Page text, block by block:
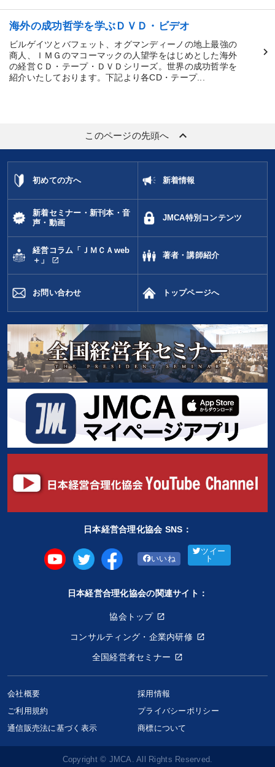
海外の成功哲学を学ぶＤＶＤ・ビデオ
ビルゲイツとバフェット、オグマンディーノの地上最強の
商人、ＩＭＧのマコーマックの人望学をはじめとした海外
の経営ＣＤ・テープ・ＤＶＤシリーズ。世界の成功哲学を
紹介いたしております。下記より各CD・テープ...
このページの先頭へ keyboard_arrow_up
初めての方へ 新着情報
新着セミナー・新刊本・音
声・動画
JMCA特別コンテンツ
経営コラム「ＪＭＣＡweb
＋」
open_in_new
著者・講師紹介
お問い合わせ トップページへ
日本経営合理化協会 SNS：
いいね
ツイー
ト
日本経営合理化協会の関連サイト：
協会トップ
コンサルティング・企業内研修
全国経営者セミナー
会社概要
採用情報
ご利用規約
プライバシーポリシー
通信販売法に基づく表示
商標について
Copyright © JMCA. All Rights Reserved.
22,000円〜
keyboard_arrow_up 商品選択